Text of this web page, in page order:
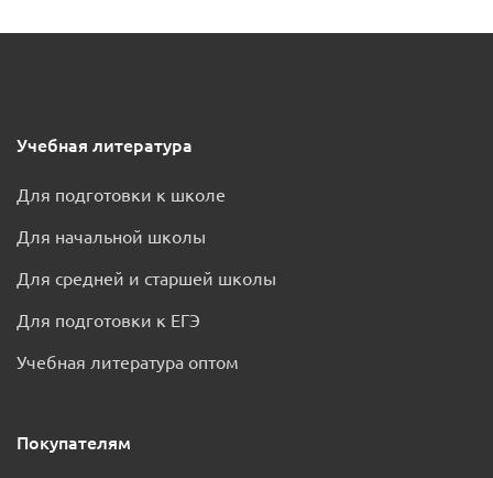
Учебная литература
Для подготовки к школе
Для начальной школы
Для средней и старшей школы
Для подготовки к ЕГЭ
Учебная литература оптом
Покупателям